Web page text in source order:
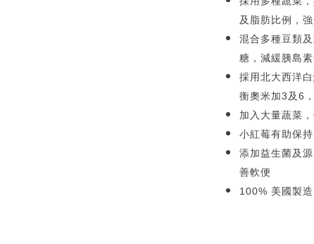
及脂肪比例，
混合多種豆類
糖，減緩胰島
採用北大西洋
衡奧米加3及6
加入大量蔬菜
小紅莓有助保
添加益生菌及
善軟便
100% 美國製造